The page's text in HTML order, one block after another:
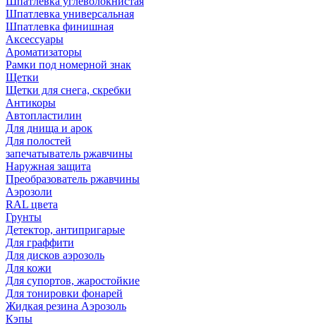
Шпатлевка универсальная
Шпатлевка финишная
Аксессуары
Ароматизаторы
Рамки под номерной знак
Щетки
Щетки для снега, скребки
Антикоры
Автопластилин
Для днища и арок
Для полостей
запечатыватель ржавчины
Наружная защита
Преобразователь ржавчины
Аэрозоли
RAL цвета
Грунты
Детектор, антипригарые
Для граффити
Для дисков аэрозоль
Для кожи
Для супортов, жаростойкие
Для тонировки фонарей
Жидкая резина Аэрозоль
Кэпы